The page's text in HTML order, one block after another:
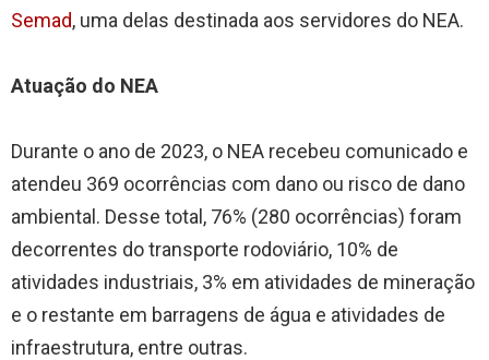
Semad, uma delas destinada aos servidores do NEA.
Atuação do NEA
Durante o ano de 2023, o NEA recebeu comunicado e
atendeu 369 ocorrências com dano ou risco de dano
ambiental. Desse total, 76% (280 ocorrências) foram
decorrentes do transporte rodoviário, 10% de
atividades industriais, 3% em atividades de mineração
e o restante em barragens de água e atividades de
infraestrutura, entre outras.